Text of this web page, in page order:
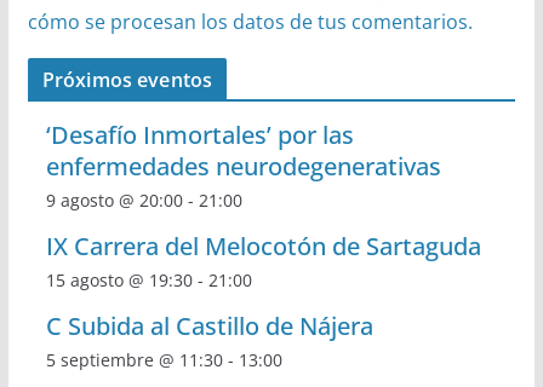
cómo se procesan los datos de tus comentarios.
Próximos eventos
‘Desafío Inmortales’ por las
enfermedades neurodegenerativas
9 agosto @ 20:00- 21:00
IX Carrera del Melocotón de Sartaguda
15 agosto @ 19:30- 21:00
C Subida al Castillo de Nájera
5 septiembre @ 11:30- 13:00